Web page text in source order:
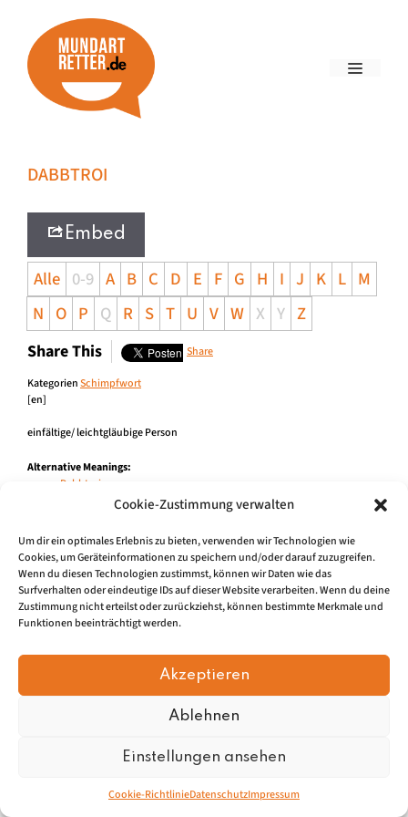
Cookie-Zustimmung verwalten
Um dir ein optimales Erlebnis zu bieten, verwenden wir Technologien wie
Cookies, um Geräteinformationen zu speichern und/oder darauf zuzugreifen.
Wenn du diesen Technologien zustimmst, können wir Daten wie das
Surfverhalten oder eindeutige IDs auf dieser Website verarbeiten. Wenn du deine
Zustimmung nicht erteilst oder zurückziehst, können bestimmte Merkmale und
Funktionen beeinträchtigt werden.
Akzeptieren
Ablehnen
Einstellungen ansehen
Cookie-RichtlinieDatenschutzImpressum
DABBTROI
Embed
Alle 0-9 A B C D E F G H I J K L M
N O P Q R S T U V W X Y Z
Share This Share
KategorienSchimpfwort
[en]
einfältige/ leichtgläubige Person
Alternative Meanings:
Dabbtroi
einfältige/ leichtgläubige Person
Impressum|Datenschutz